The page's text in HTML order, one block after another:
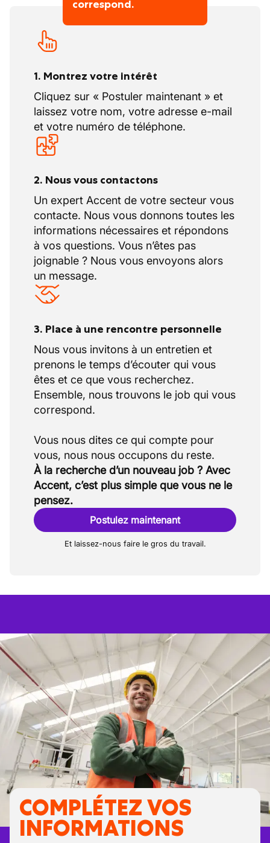
correspond.
1. Montrez votre intérêt
Cliquez sur « Postuler maintenant » et
laissez votre nom, votre adresse e-mail
et votre numéro de téléphone.
2. Nous vous contactons
Un expert Accent de votre secteur vous
contacte. Nous vous donnons toutes les
informations nécessaires et répondons
à vos questions. Vous n’êtes pas
joignable ? Nous vous envoyons alors
un message.
3. Place à une rencontre personnelle
Nous vous invitons à un entretien et
prenons le temps d’écouter qui vous
êtes et ce que vous recherchez.
Ensemble, nous trouvons le job qui vous
correspond.
Vous nous dites ce qui compte pour
À la recherche d’un nouveau job ? Avec
Accent, c’est plus simple que vous ne le
pensez.
Postulez maintenant
Et laissez-nous faire le gros du travail.
COMPLÉTEZ VOS
INFORMATIONS